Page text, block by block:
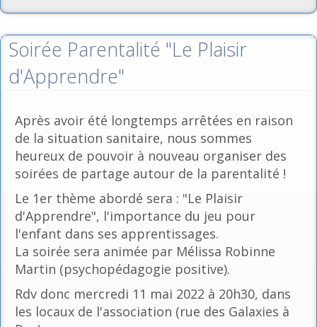
Soirée Parentalité "Le Plaisir
d'Apprendre"
Après avoir été longtemps arrêtées en raison
de la situation sanitaire, nous sommes
heureux de pouvoir à nouveau organiser des
soirées de partage autour de la parentalité !
Le 1er thème abordé sera : "Le Plaisir
d'Apprendre", l'importance du jeu pour
l'enfant dans ses apprentissages.
La soirée sera animée par Mélissa Robinne
Martin (psychopédagogie positive).
Rdv donc mercredi 11 mai 2022 à 20h30, dans
les locaux de l'association (rue des Galaxies à